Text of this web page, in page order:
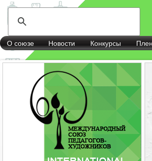
О союзе Новости Конкурсы